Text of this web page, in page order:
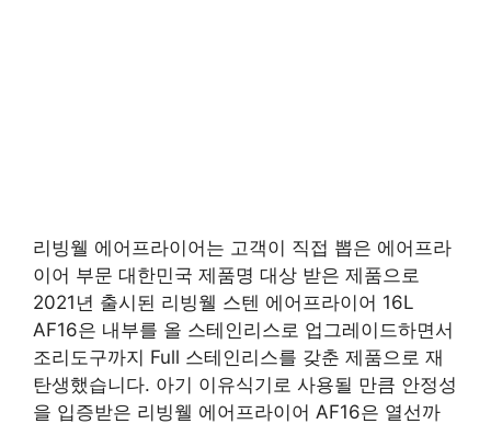
리빙웰 에어프라이어는 고객이 직접 뽑은 에어프라
이어 부문 대한민국 제품명 대상 받은 제품으로
2021년 출시된 리빙웰 스텐 에어프라이어 16L
AF16은 내부를 올 스테인리스로 업그레이드하면서
조리도구까지 Full 스테인리스를 갖춘 제품으로 재
탄생했습니다. 아기 이유식기로 사용될 만큼 안정성
을 입증받은 리빙웰 에어프라이어 AF16은 열선까